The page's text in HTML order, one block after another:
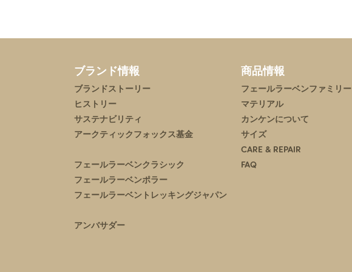
ブランド情報
ブランドストーリー
ヒストリー
サステナビリティ
アークティックフォックス基金
フェールラーベンクラシック
フェールラーベンポラー
フェールラーベントレッキングジャパン
アンバサダー
商品情報
フェールラーベンファミリー
マテリアル
カンケンについて
サイズ
CARE & REPAIR
FAQ